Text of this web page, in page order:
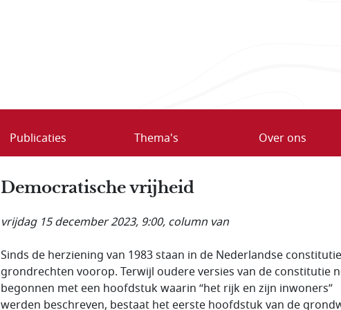
Publicaties Thema's Over ons
Democratische vrijheid
vrijdag 15 december 2023, 9:00, column van
Sinds de herziening van 1983 staan in de Nederlandse
grondrechten voorop. Terwijl oudere versies van de constitutie
begonnen met een hoofdstuk waarin “het rijk en zijn inwoners”
werden beschreven, bestaat het eerste hoofdstuk van de